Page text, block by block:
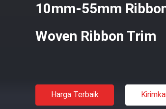
10mm-55mm
Woven Ribbon Trim
Harga Terbaik